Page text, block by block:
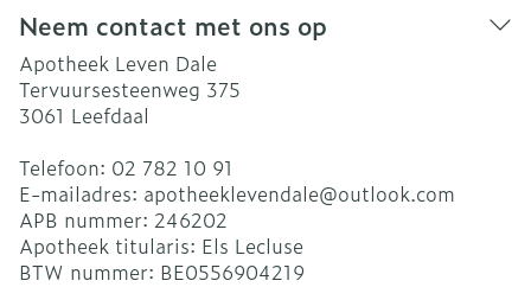
Neem contact met ons op
Apotheek Leven Dale
Tervuursesteenweg 375
3061 Leefdaal
Telefoon: 02 782 10 91
E-mailadres: apotheeklevendale@outlook.com
APB nummer: 246202
Apotheek titularis: Els Lecluse
BTW nummer: BE0556904219